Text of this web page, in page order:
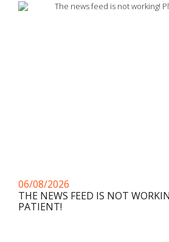
06/08/2026
THE NEWS FEED IS NOT
PATIENT!